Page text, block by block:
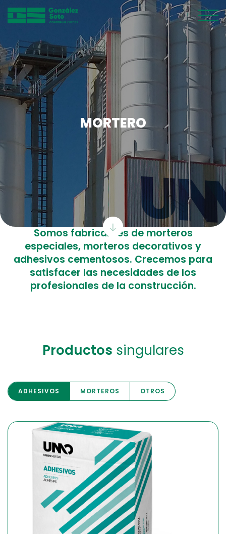
MORTERO
Somos fabricantes de morteros
especiales, morteros decorativos y
adhesivos cementosos. Crecemos para
satisfacer las necesidades de los
profesionales de la construcción.
Productos singulares
ADHESIVOS MORTEROS OTROS